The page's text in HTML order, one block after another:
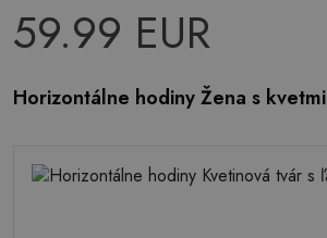
59.99 EUR
Horizontálne hodiny Žena s kvetmi